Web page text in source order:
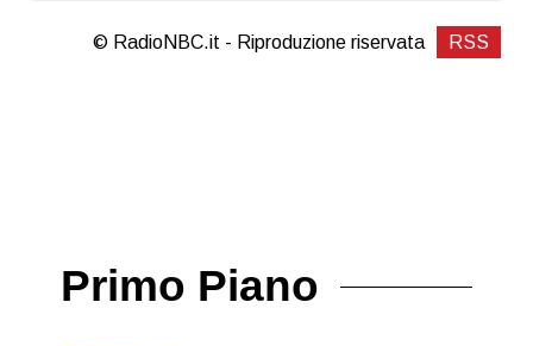
© RadioNBC.it - Riproduzione riservata RSS
Primo Piano